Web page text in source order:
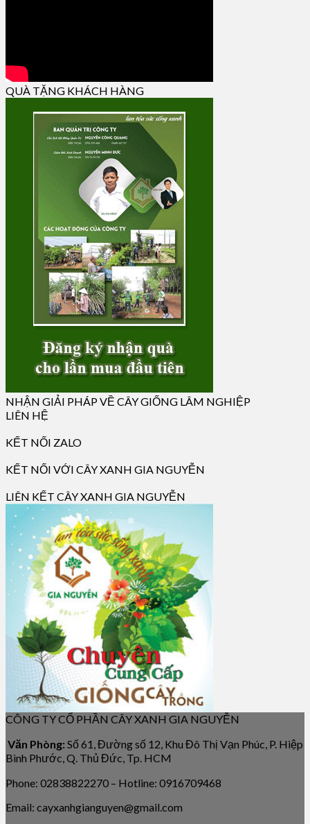
QUÀ TẶNG KHÁCH HÀNG
NHẬN GIẢI PHÁP VỀ CÂY GIỐNG LÂM NGHIỆP
LIÊN HỆ
KẾT NỐI ZALO
KẾT NỐI VỚI CÂY XANH GIA NGUYỄN
LIÊN KẾT CÂY XANH GIA NGUYỄN
CÔNG TY CỔ PHẦN CÂY XANH GIA NGUYỄN
Văn Phòng: Số 61, Đường số 12, Khu Đô Thị Vạn Phúc, P. Hiệp
Bình Phước, Q. Thủ Đức, Tp. HCM
Phone: 02838822270 – Hotline: 0916709468
Email: cayxanhgianguyen@gmail.com